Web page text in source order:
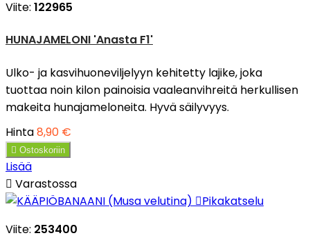
Viite: 122965
HUNAJAMELONI 'Anasta F1'
Ulko- ja kasvihuoneviljelyyn kehitetty lajike, joka
tuottaa noin kilon painoisia vaaleanvihreitä herkullisen
makeita hunajameloneita. Hyvä säilyvyys.
Hinta8,90 €
 Ostoskoriin
Lisää
 Varastossa
Pikakatselu
Viite: 253400